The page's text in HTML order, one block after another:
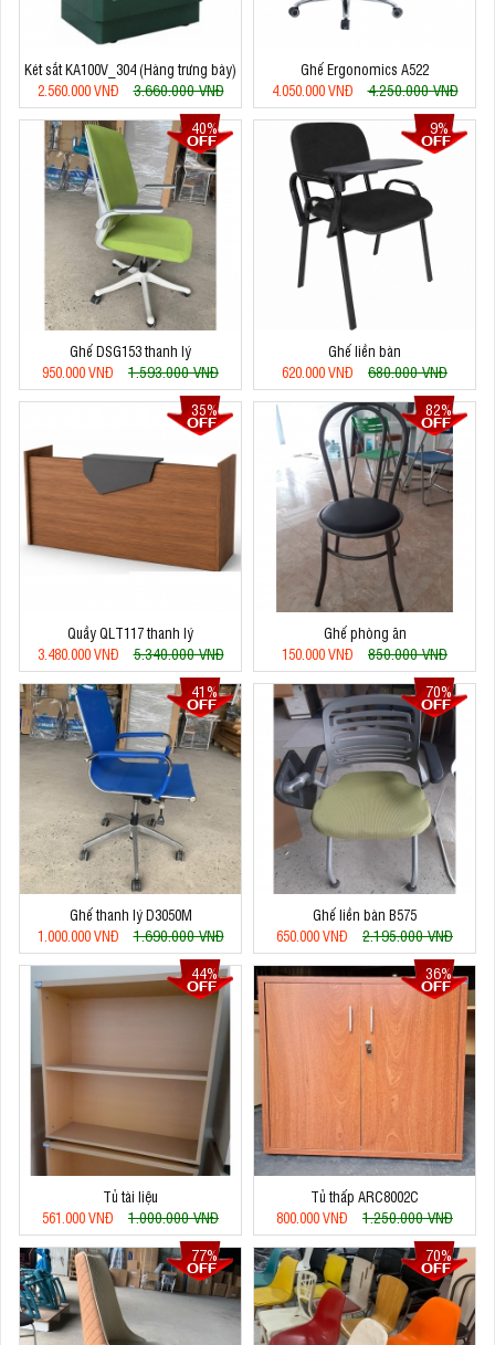
Két sắt KA100V_304 (Hàng trưng bày)
2.560.000 VNĐ
3.660.000 VNĐ
Ghế Ergonomics A522
4.050.000 VNĐ
4.250.000 VNĐ
40%
Ghế DSG153 thanh lý
950.000 VNĐ
1.593.000 VNĐ
9%
Ghế liền bàn
620.000 VNĐ
680.000 VNĐ
35%
Quầy QLT117 thanh lý
3.480.000 VNĐ
5.340.000 VNĐ
82%
Ghế phòng ăn
150.000 VNĐ
850.000 VNĐ
41%
Ghế thanh lý D3050M
1.000.000 VNĐ
1.690.000 VNĐ
70%
Ghế liền bàn B575
650.000 VNĐ
2.195.000 VNĐ
44%
Tủ tài liệu
561.000 VNĐ
1.000.000 VNĐ
36%
Tủ thấp ARC8002C
800.000 VNĐ
1.250.000 VNĐ
77%
70%